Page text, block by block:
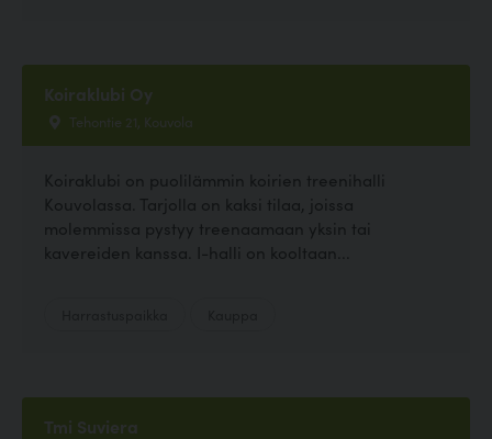
Koiraklubi Oy
Tehontie 21, Kouvola
Koiraklubi on puolilämmin koirien treenihalli
Kouvolassa. Tarjolla on kaksi tilaa, joissa
molemmissa pystyy treenaamaan yksin tai
kavereiden kanssa. I-halli on kooltaan...
Tmi Suviera